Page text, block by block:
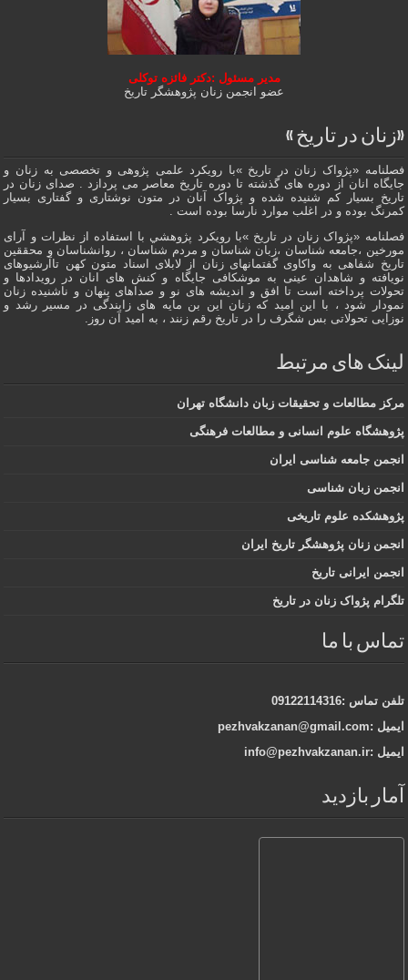
مدیر مسئول :دکتر فائزه توکلی
عضو انجمن زنان پژوهشگر تاریخ
«زنان در تاریخ »
فصلنامه «پژواک زنان در تاریخ »با رویکرد علمی پژوهى و تخصصی به زنان و
جایگاه انان از دوره هاى گذشته تا دوره تاریخ معاصر می پردازد . صدای زنان در
تاریخ بسیار کم شنیده شده و پژواک آنان در متون نوشتاری و گفتاری بسیار
کمرنگ بوده و در اغلب موارد نارسا بوده است .
فصلنامه «پژواک زنان در تاریخ »با رویکرد پژوهشي با استفاده از نظرات و آرای
مورخین ،جامعه شناسان ،زبان شناسان و مردم شناسان ، روانشناسان و محققین
تاریخ شفاهی به واکاوی گفتمانهاى زنان از لابلای اسناد متون کهن تاآرشیوهای
نویافته و شاهدان عينى به موشکافی جايگاه و كنش هاى انان در رویدادها و
تحولات پرداخته است تا افق و اندیشه های نو و صداهای پنهان و ناشنیده زنان
نمودار شود ، با این امید که زنان این بن مایه های زایندگی در مسير رشد و
نوزایی تحولاتی بس شگرف را در تاریخ رقم زنند ، به اميد آن روز.
لینک های مرتبط
مرکز مطالعات و تحقیقات زبان دانشگاه تهران
پژوهشگاه علوم انسانی و مطالعات فرهنگی
انجمن جامعه شناسی ایران
انجمن زبان شناسی
پژوهشکده علوم تاریخی
انجمن زنان پژوهشگر تاریخ ایران
انجمن ایرانی تاریخ
تلگرام پژواک زنان در تاریخ
تماس با ما
تلفن تماس :09122114316
ایمیل :pezhvakzanan@gmail.com
ایمیل :info@pezhvakzanan.ir
آمار بازدید